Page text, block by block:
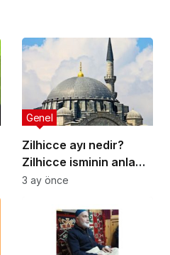
Zilhicce ayı nedir?
Zilhicce isminin anlamı
nedir? Zilhicce ayının
ayet ve hadisler neler?
Zilhicce ayında ne
yapılır? Zilhicce ayı
Genel
3 ay önce